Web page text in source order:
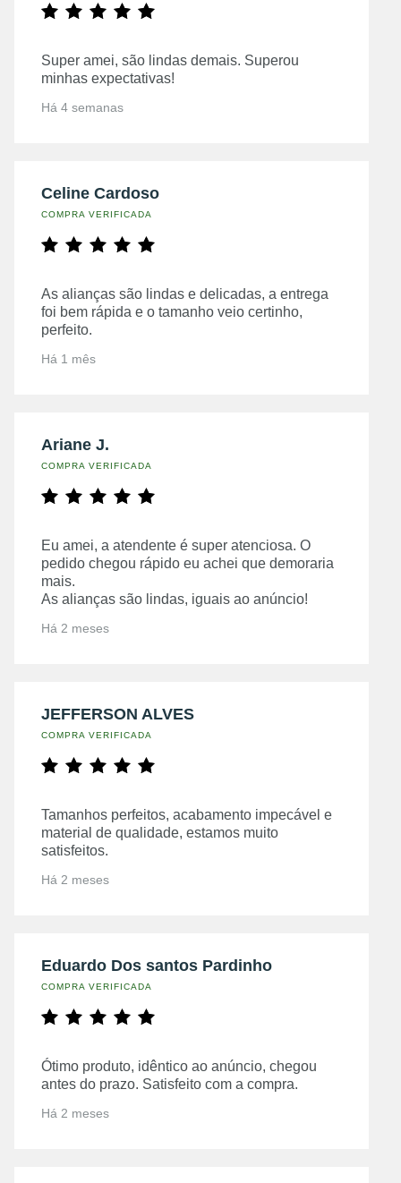
Super amei, são lindas demais. Superou
minhas expectativas!
Há 4 semanas
Celine Cardoso
COMPRA VERIFICADA
As alianças são lindas e delicadas, a entrega
foi bem rápida e o tamanho veio certinho,
perfeito.
Há 1 mês
Ariane J.
COMPRA VERIFICADA
Eu amei, a atendente é super atenciosa. O
pedido chegou rápido eu achei que demoraria
mais.
As alianças são lindas, iguais ao anúncio!
Há 2 meses
JEFFERSON ALVES
COMPRA VERIFICADA
Tamanhos perfeitos, acabamento impecável e
material de qualidade, estamos muito
satisfeitos.
Há 2 meses
Eduardo Dos santos Pardinho
COMPRA VERIFICADA
Ótimo produto, idêntico ao anúncio, chegou
antes do prazo. Satisfeito com a compra.
Há 2 meses